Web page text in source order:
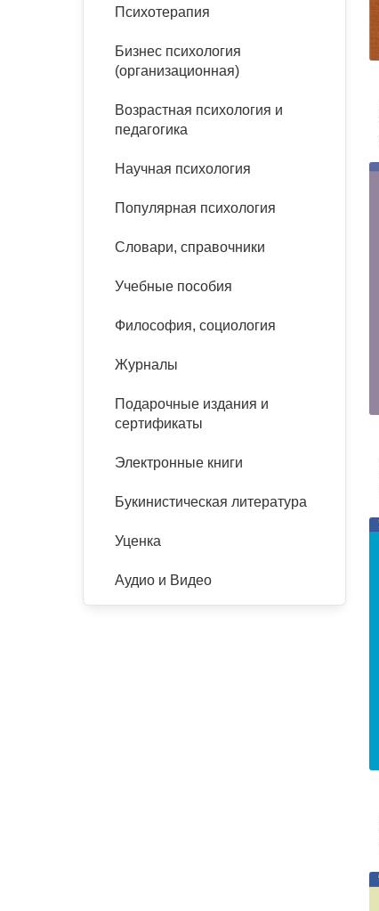
панические атаки
Психодрама
Сказкотерапия
психотерапии
Классический, эриксоновский
эргономика
Социальная психология
Психология развития
организационная психология
психоанализ
Психотерапия
Бизнес психология
(организационная)
Возрастная психология и
педагогика
Научная психология
Популярная психология
Словари, справочники
Учебные пособия
Философия, социология
Журналы
Подарочные издания и
сертификаты
Электронные книги
Букинистическая литература
Уценка
Аудио и Видео